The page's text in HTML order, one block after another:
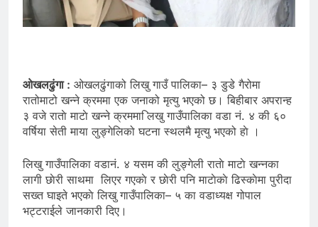
ओखलढुंगा : ओखलढुंगाको लिखु गाउँ पालिका– ३ डुडे गैरोमा
रातोमाटो खन्ने क्रममा एक जनाको मृत्यु भएको छ। बिहीबार अपरान्ह
३ वजे राताे माटाे खन्ने क्रममा िलखु गाउँपालिका वडा नं. ४ की ६०
वर्षिया सेती माया लुङ्गेलिको घटना स्थलमै मृत्यु भएको हाे ।
लिखु गाउँपालिका वडानं. ४ यसम की लुङ्गेली राताे माटाे खन्नका
लागी छाेरी साथमा लिएर गएकाे र छाेरी पनि माटाेकाे ढिस्काेमा पुरीदा
सख्त घाइते भएकाे लिखु गाउँपालिका– ५ का वडाध्यक्ष गोपाल
भट्टराईले जानकारी दिए।